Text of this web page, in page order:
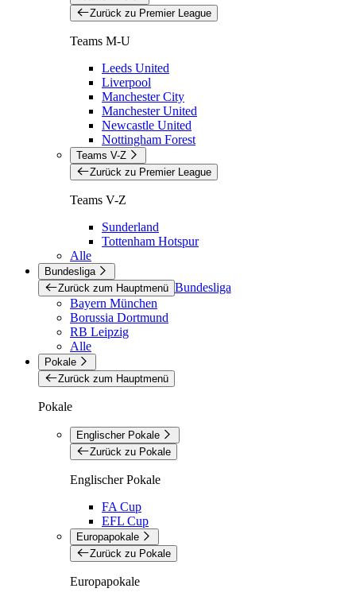
Zurück zu Premier League
Teams M-U
Leeds United
Liverpool
Manchester City
Manchester United
Newcastle United
Nottingham Forest
Teams V-Z
Zurück zu Premier League
Teams V-Z
Sunderland
Tottenham Hotspur
Alle
Bundesliga
Zurück zum Hauptmenü Bundesliga
Bayern München
Borussia Dortmund
RB Leipzig
Alle
Pokale
Zurück zum Hauptmenü
Pokale
Englischer Pokale
Zurück zu Pokale
Englischer Pokale
FA Cup
EFL Cup
Europapokale
Zurück zu Pokale
Europapokale